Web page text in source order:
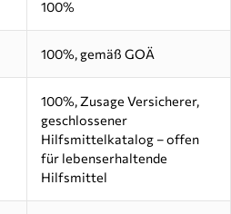
100%
100%, gemäß GOÄ
100%, Zusage Versicherer,
geschlossener
Hilfsmittelkatalog – offen
für lebenserhaltende
Hilfsmittel